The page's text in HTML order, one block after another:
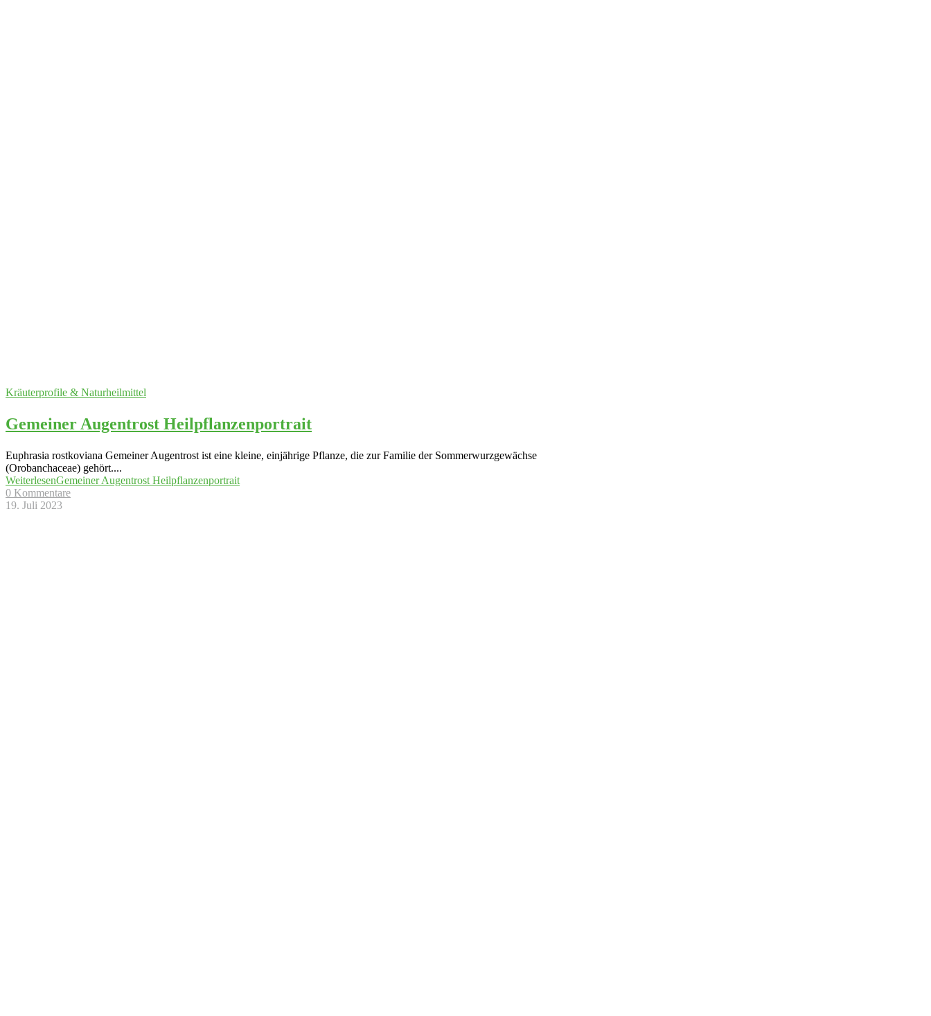
Kräuterprofile & Naturheilmittel
Gemeiner Augentrost Heilpflanzenportrait
Euphrasia rostkoviana Gemeiner Augentrost ist eine kleine, einjährige Pflanze, die zur Familie der Sommerwurzgewächse
(Orobanchaceae) gehört....
WeiterlesenGemeiner Augentrost Heilpflanzenportrait
0 Kommentare
19. Juli 2023